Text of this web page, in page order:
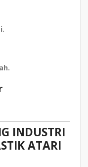
INDUSTRI
ATARI